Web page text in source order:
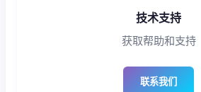
技术支持
获取帮助和支持
联系我们